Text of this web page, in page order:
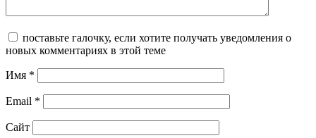
поставьте галочку, если хотите получать уведомления о
новых комментариях в этой теме
Имя *
Email *
Сайт